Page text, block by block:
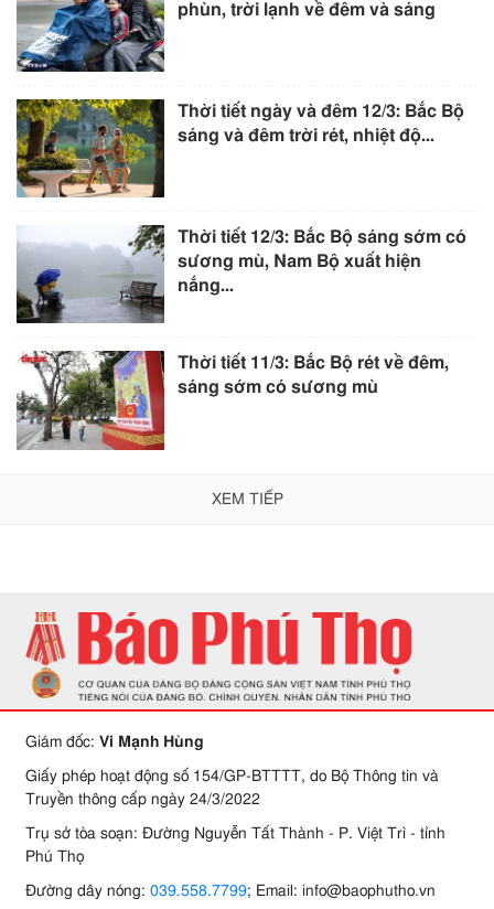
phùn, trời lạnh về đêm và sáng
Thời tiết ngày và đêm 12/3: Bắc Bộ
sáng và đêm trời rét, nhiệt độ...
Thời tiết 12/3: Bắc Bộ sáng sớm có
sương mù, Nam Bộ xuất hiện
nắng...
Thời tiết 11/3: Bắc Bộ rét về đêm,
sáng sớm có sương mù
XEM TIẾP
Giám đốc: Vi Mạnh Hùng
Giấy phép hoạt động số 154/GP-BTTTT, do Bộ Thông tin và
Truyền thông cấp ngày 24/3/2022
Trụ sở tòa soạn: Đường Nguyễn Tất Thành - P. Việt Trì - tỉnh
Phú Thọ
Đường dây nóng: 039.558.7799; Email: info@baophutho.vn